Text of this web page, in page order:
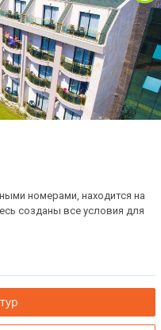
номерами, находится на
созданы все условия для